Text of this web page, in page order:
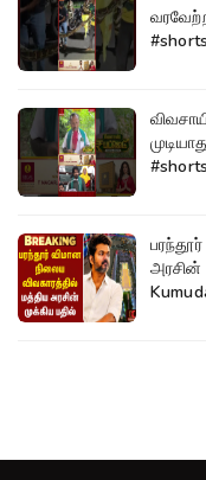
#shorts
#shorts
அரசின்